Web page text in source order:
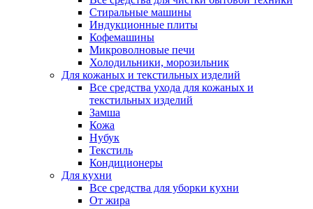
Стиральные машины
Индукционные плиты
Кофемашины
Микроволновые печи
Холодильники, морозильник
Для кожаных и текстильных изделий
Все средства ухода для кожаных и
текстильных изделий
Замша
Кожа
Нубук
Текстиль
Кондиционеры
Для кухни
Все средства для уборки кухни
От жира